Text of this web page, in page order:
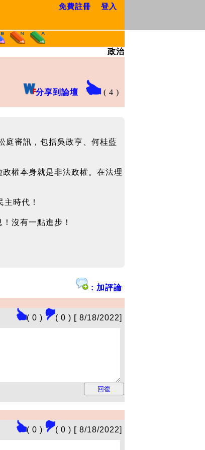
免費註冊 登入
政治
分享到論壇 ( 4 )
庭審訊，包括吳政亨、何桂藍
權本身就是非法政權。在法理
時代！
沒有一點進步！
: 加評論
( 0 ) ( 0 ) [ 8/18/2022]
( 0 ) ( 0 ) [ 8/18/2022]